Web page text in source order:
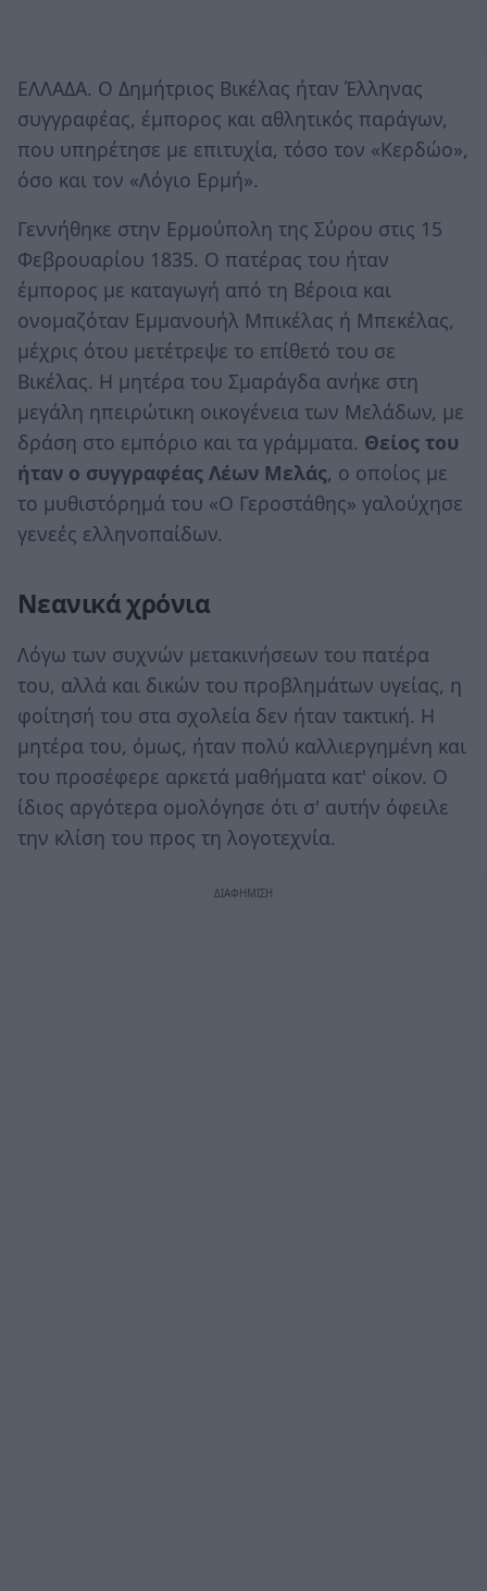
ΕΛΛΑΔΑ. Ο Δημήτριος Βικέλας ήταν Έλληνας
συγγραφέας, έμπορος και αθλητικός παράγων,
που υπηρέτησε με επιτυχία, τόσο τον «Κερδώο»,
όσο και τον «Λόγιο Ερμή».
Γεννήθηκε στην Ερμούπολη της Σύρου στις 15
Φεβρουαρίου 1835. Ο πατέρας του ήταν
έμπορος με καταγωγή από τη Βέροια και
ονομαζόταν Εμμανουήλ Μπικέλας ή Μπεκέλας,
μέχρις ότου μετέτρεψε το επίθετό του σε
Βικέλας. Η μητέρα του Σµαράγδα ανήκε στη
μεγάλη ηπειρώτικη οικογένεια των Μελάδων, με
δράση στο εμπόριο και τα γράμματα. Θείος του
ήταν ο συγγραφέας Λέων Μελάς, ο οποίος με
το μυθιστόρημά του «Ο Γεροστάθης» γαλούχησε
γενεές ελληνοπαίδων.
Νεανικά χρόνια
Λόγω των συχνών μετακινήσεων του πατέρα
του, αλλά και δικών του προβλημάτων υγείας, η
φοίτησή του στα σχολεία δεν ήταν τακτική. Η
μητέρα του, όμως, ήταν πολύ καλλιεργημένη και
του προσέφερε αρκετά μαθήματα κατ' οίκον. Ο
ίδιος αργότερα ομολόγησε ότι σ' αυτήν όφειλε
την κλίση του προς τη λογοτεχνία.